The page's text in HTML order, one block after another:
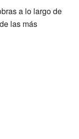
a lo largo de
las más